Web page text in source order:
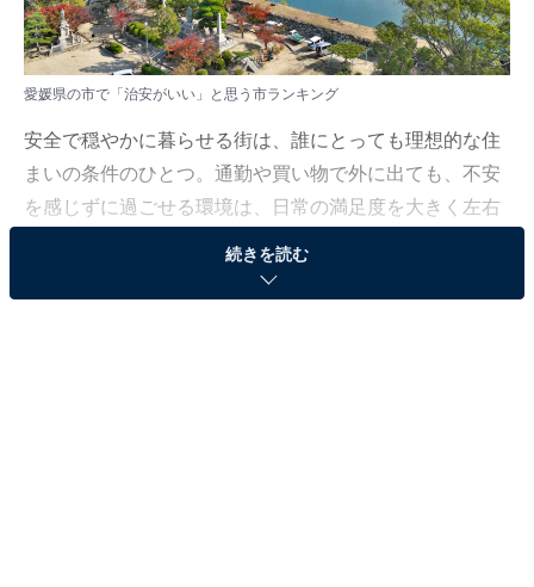
愛媛県の市で「治安がいい」と思う市ランキング
安全で穏やかに暮らせる街は、誰にとっても理想的な住
まいの条件のひとつ。通勤や買い物で外に出ても、不安
を感じずに過ごせる環境は、日常の満足度を大きく左右
します。では、そんな「治安の良さ」で注目される街は
続きを読む